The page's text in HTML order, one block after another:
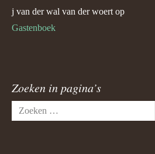
j van der wal van der woert op
Gastenboek
Zoeken in pagina’s
Zoeken
naar: